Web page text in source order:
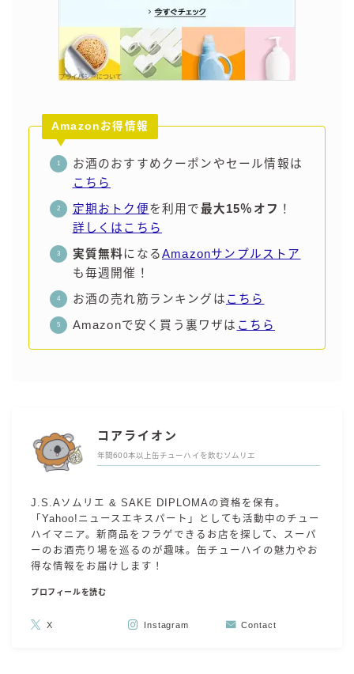
Amazonお得情報
お酒のおすすめクーポンやセール情報は
こちら
定期おトク便を利用で最大15％オフ ！
詳しくはこちら
実質無料になるAmazonサンプルストア
も毎週開催！
お酒の売れ筋ランキングは こちら
Amazonで安く買う裏ワザは こちら
コアライオン
年間600本以上缶チューハイを飲むソムリエ
J.S.Aソムリエ & SAKE DIPLOMAの資格を保有。
「Yahoo!ニュースエキスパート」としても活動中のチュー
ハイマニア。新商品をフラゲできるお店を探して、スーパ
ーのお酒売り場を巡るのが趣味。缶チューハイの魅力やお
得な情報をお届けします！
プロフィールを読む
X Instagram Contact